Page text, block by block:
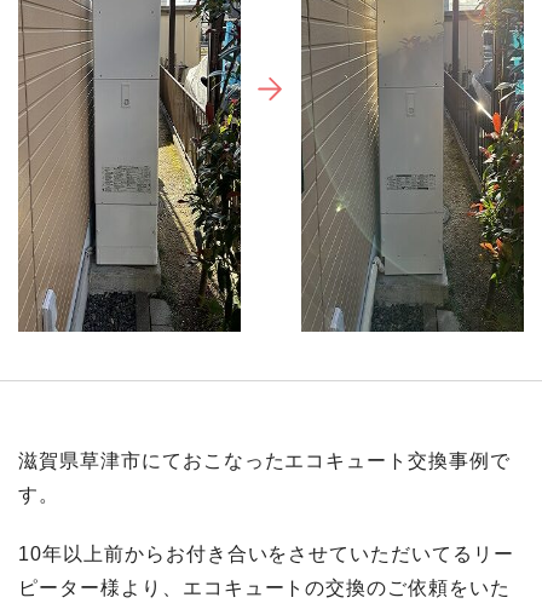
滋賀県草津市にておこなったエコキュート交換事例で
す。
10年以上前からお付き合いをさせていただいてるリー
ピーター様より、エコキュートの交換のご依頼をいた